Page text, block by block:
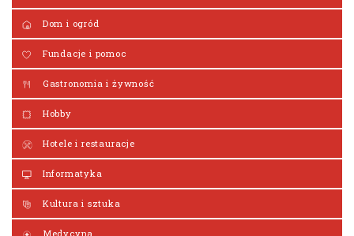
Dom i ogród
Fundacje i pomoc
Gastronomia i żywność
Hobby
Hotele i restauracje
Informatyka
Kultura i sztuka
Medycyna